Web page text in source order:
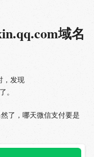
域名
，发现
。
了，哪天微信支付要是